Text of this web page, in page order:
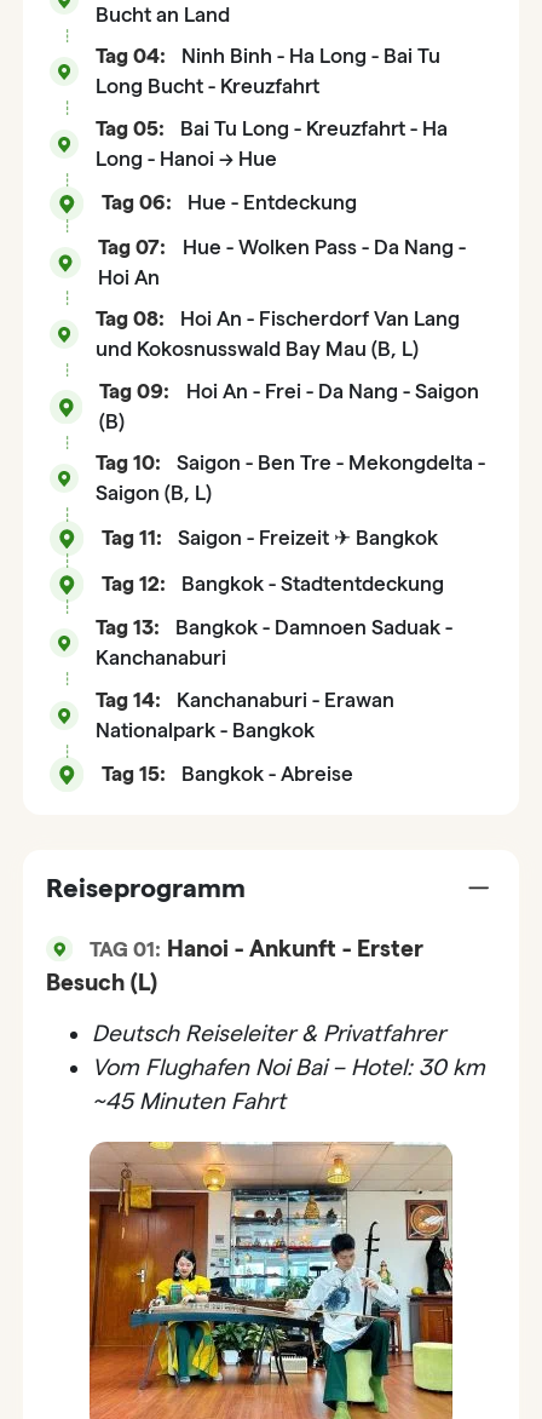
Bucht an Land
Tag 04:
Ninh Binh - Ha Long - Bai Tu
Long Bucht - Kreuzfahrt
Tag 05:
Bai Tu Long - Kreuzfahrt - Ha
Long - Hanoi -> Hue
Tag 06: Hue - Entdeckung
Tag 07:
Hue - Wolken Pass - Da Nang -
Hoi An
Tag 08:
Hoi An - Fischerdorf Van Lang
und Kokosnusswald Bay Mau (B, L)
Tag 09:
Hoi An - Frei - Da Nang - Saigon
(B)
Tag 10:
Saigon - Ben Tre - Mekongdelta -
Saigon (B, L)
Tag 11: Saigon - Freizeit ✈ Bangkok
Tag 12: Bangkok - Stadtentdeckung
Tag 13:
Bangkok - Damnoen Saduak -
Kanchanaburi
Tag 14:
Kanchanaburi - Erawan
Nationalpark - Bangkok
Tag 15: Bangkok - Abreise
Reiseprogramm
TAG 01: Hanoi - Ankunft - Erster
Besuch (L)
Deutsch Reiseleiter & Privatfahrer
Vom Flughafen Noi Bai – Hotel: 30 km
~45 Minuten Fahrt